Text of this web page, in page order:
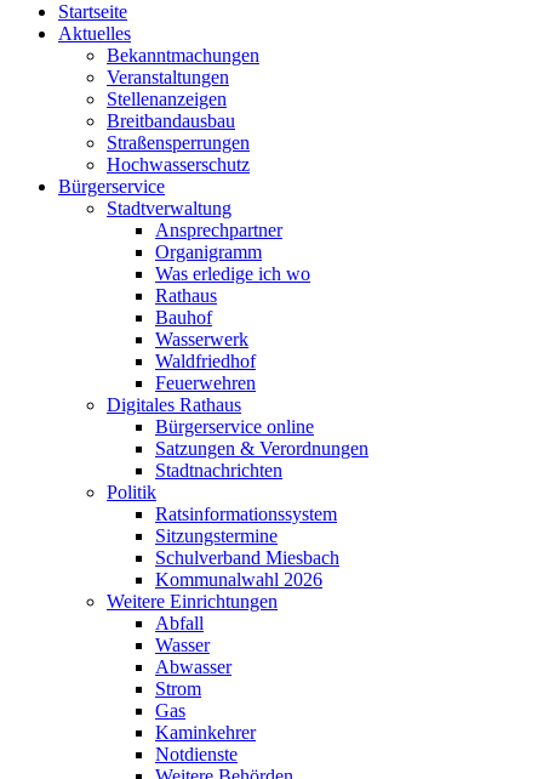
Startseite
Aktuelles
Bekanntmachungen
Veranstaltungen
Stellenanzeigen
Breitbandausbau
Straßensperrungen
Hochwasserschutz
Bürgerservice
Stadtverwaltung
Ansprechpartner
Organigramm
Was erledige ich wo
Rathaus
Bauhof
Wasserwerk
Waldfriedhof
Feuerwehren
Digitales Rathaus
Bürgerservice online
Satzungen & Verordnungen
Stadtnachrichten
Politik
Ratsinformationssystem
Sitzungstermine
Schulverband Miesbach
Kommunalwahl 2026
Weitere Einrichtungen
Abfall
Wasser
Abwasser
Strom
Gas
Kaminkehrer
Notdienste